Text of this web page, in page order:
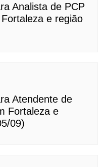
Analista de PCP
e região
Atendente de
Fortaleza e
09)